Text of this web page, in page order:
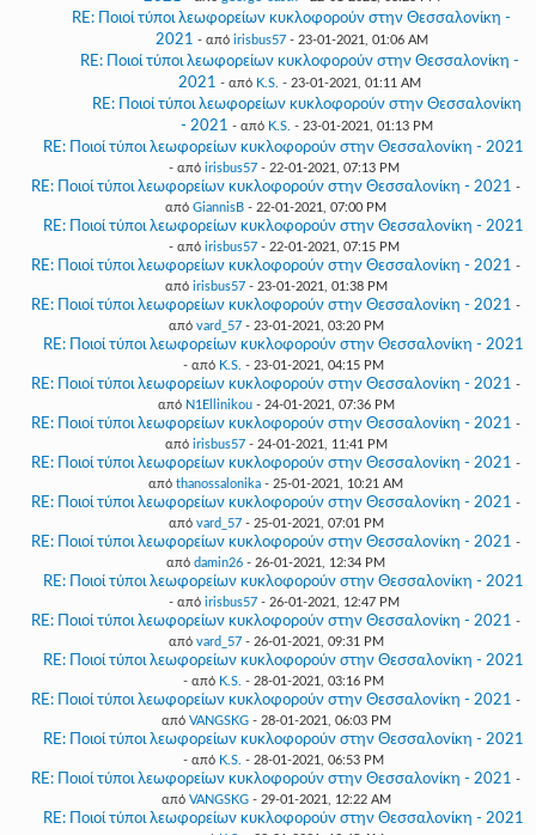
RE: Ποιοί τύποι λεωφορείων κυκλοφορούν στην Θεσσαλονίκη -
2021 - από irisbus57- 23-01-2021, 01:06 AM
RE: Ποιοί τύποι λεωφορείων κυκλοφορούν στην Θεσσαλονίκη -
2021 - από K.S. - 23-01-2021, 01:11 AM
RE: Ποιοί τύποι λεωφορείων κυκλοφορούν στην Θεσσαλονίκη
- 2021 - από K.S. - 23-01-2021, 01:13 PM
RE: Ποιοί τύποι λεωφορείων κυκλοφορούν στην Θεσσαλονίκη - 2021
- από irisbus57- 22-01-2021, 07:13 PM
RE: Ποιοί τύποι λεωφορείων κυκλοφορούν στην Θεσσαλονίκη - 2021 -
από GiannisB - 22-01-2021, 07:00 PM
RE: Ποιοί τύποι λεωφορείων κυκλοφορούν στην Θεσσαλονίκη - 2021
- από irisbus57- 22-01-2021, 07:15 PM
RE: Ποιοί τύποι λεωφορείων κυκλοφορούν στην Θεσσαλονίκη - 2021 -
από irisbus57- 23-01-2021, 01:38 PM
RE: Ποιοί τύποι λεωφορείων κυκλοφορούν στην Θεσσαλονίκη - 2021 -
από vard_57- 23-01-2021, 03:20 PM
RE: Ποιοί τύποι λεωφορείων κυκλοφορούν στην Θεσσαλονίκη - 2021
- από K.S. - 23-01-2021, 04:15 PM
RE: Ποιοί τύποι λεωφορείων κυκλοφορούν στην Θεσσαλονίκη - 2021 -
από N1Ellinikou- 24-01-2021, 07:36 PM
RE: Ποιοί τύποι λεωφορείων κυκλοφορούν στην Θεσσαλονίκη - 2021 -
από irisbus57- 24-01-2021, 11:41 PM
RE: Ποιοί τύποι λεωφορείων κυκλοφορούν στην Θεσσαλονίκη - 2021 -
από thanossalonika - 25-01-2021, 10:21 AM
RE: Ποιοί τύποι λεωφορείων κυκλοφορούν στην Θεσσαλονίκη - 2021 -
από vard_57- 25-01-2021, 07:01 PM
RE: Ποιοί τύποι λεωφορείων κυκλοφορούν στην Θεσσαλονίκη - 2021 -
από damin26 - 26-01-2021, 12:34 PM
RE: Ποιοί τύποι λεωφορείων κυκλοφορούν στην Θεσσαλονίκη - 2021
- από irisbus57- 26-01-2021, 12:47 PM
RE: Ποιοί τύποι λεωφορείων κυκλοφορούν στην Θεσσαλονίκη - 2021 -
από vard_57- 26-01-2021, 09:31 PM
RE: Ποιοί τύποι λεωφορείων κυκλοφορούν στην Θεσσαλονίκη - 2021
- από K.S. - 28-01-2021, 03:16 PM
RE: Ποιοί τύποι λεωφορείων κυκλοφορούν στην Θεσσαλονίκη - 2021 -
από VANGSKG- 28-01-2021, 06:03 PM
RE: Ποιοί τύποι λεωφορείων κυκλοφορούν στην Θεσσαλονίκη - 2021
- από K.S. - 28-01-2021, 06:53 PM
RE: Ποιοί τύποι λεωφορείων κυκλοφορούν στην Θεσσαλονίκη - 2021 -
από VANGSKG- 29-01-2021, 12:22 AM
RE: Ποιοί τύποι λεωφορείων κυκλοφορούν στην Θεσσαλονίκη - 2021